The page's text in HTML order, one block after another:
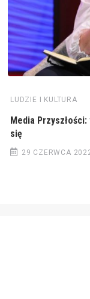
LUDZIE I KULTURA
Media
się
29 CZERWCA